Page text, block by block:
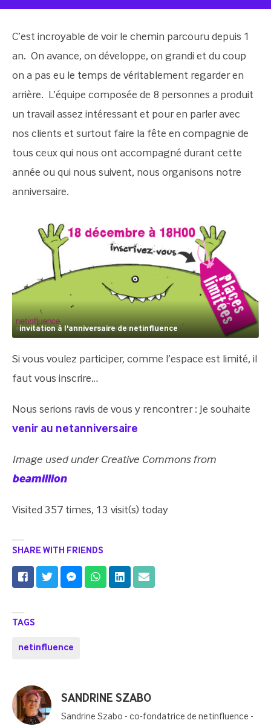
C’est incroyable de voir le chemin parcouru depuis 1
an. On avance, on développe, on grandi et du coup
on a pas eu le temps de véritablement regarder en
arrière. L’équipe composée de 8 personnes a produit
un travail assez intéressant et pour en parler avec
nos clients et surtout faire la fête en compagnie de
tous ceux qui nous ont accompagné durant cette
année ou qui nous suivent, nous organisons notre
anniversaire.
invitation à l'anniversaire de netinfluence
Si vous voulez participer, comme l’espace est limité, il
faut vous inscrire…
Nous serions ravis de vous y rencontrer : Je souhaite
venir au netanniversaire
Image used under Creative Commons from
beamillion
Visited 357 times, 13 visit(s) today
SHARE WITH FRIENDS
TAGS
netinfluence
Posted
by
SANDRINE SZABO
Sandrine Szabo - co-fondatrice de netinfluence -